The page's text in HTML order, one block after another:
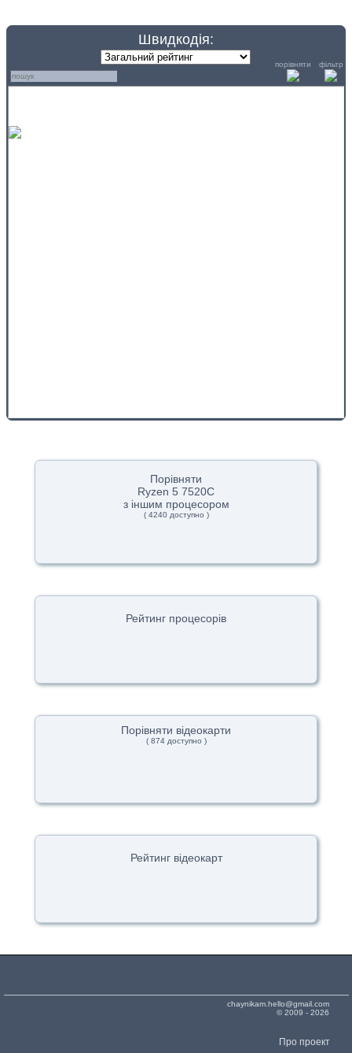
Швидкодія:
порівняти фільтр
Порівняти
Ryzen 5 7520C
з іншим процесором
( 4240 доступно )
Рейтинг процесорів
Порівняти відеокарти
( 874 доступно )
Рейтинг відеокарт
chaynikam.hello@gmail.com
© 2009 - 2026
Про проект